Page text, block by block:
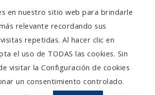
395 53 85
en nuestro sitio web para brindarle
relevante recordando sus
repetidas. Al hacer clic en
el uso de TODAS las cookies. Sin
visitar la Configuración de cookies
un consentimiento controlado.